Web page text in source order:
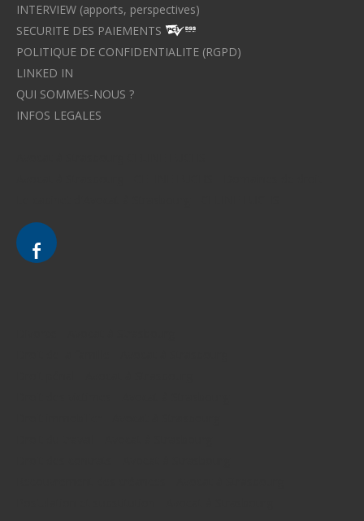
INTERVIEW (apports, perspectives)
SECURITE DES PAIEMENTS
POLITIQUE DE CONFIDENTIALITE (RGPD)
LINKED IN
QUI SOMMES-NOUS ?
INFOS LEGALES